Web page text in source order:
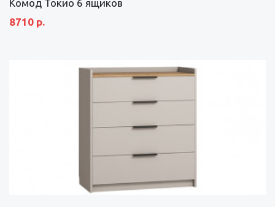
Комод Токио 6 ящиков
8710 р.